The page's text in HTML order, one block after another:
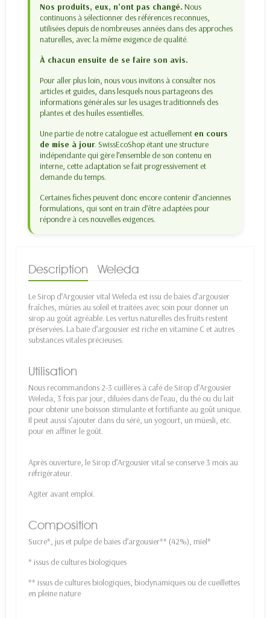
Nos produits, eux, n’ont pas changé. Nous
continuons à sélectionner des références reconnues,
utilisées depuis de nombreuses années dans des approches
naturelles, avec la même exigence de qualité.
À chacun ensuite de se faire son avis.
Pour aller plus loin, nous vous invitons à consulter nos
articles et guides, dans lesquels nous partageons des
informations générales sur les usages traditionnels des
plantes et des huiles essentielles.
Une partie de notre catalogue est actuellement en cours
de mise à jour. SwissEcoShop étant une structure
indépendante qui gère l’ensemble de son contenu en
interne, cette adaptation se fait progressivement et
demande du temps.
Certaines fiches peuvent donc encore contenir d’anciennes
formulations, qui sont en train d’être adaptées pour
répondre à ces nouvelles exigences.
Description Weleda
Le Sirop d’Argousier vital Weleda est issu de baies d’argousier
fraîches, mûries au soleil et traitées avec soin pour donner un
sirop au goût agréable. Les vertus naturelles des fruits restent
préservées. La baie d’argousier est riche en vitamine C et autres
substances vitales précieuses.
Utilisation
Nous recommandons 2-3 cuillères à café de Sirop d’Argousier
Weleda, 3 fois par jour, diluées dans de l’eau, du thé ou du lait
pour obtenir une boisson stimulante et fortifiante au goût unique.
Il peut aussi s’ajouter dans du séré, un yogourt, un müesli, etc.
pour en affiner le goût.
Après ouverture, le Sirop d’Argousier vital se conserve 3 mois au
réfrigérateur.
Agiter avant emploi.
Composition
Sucre*, jus et pulpe de baies d’argousier** (42%), miel*
* issus de cultures biologiques
** issus de cultures biologiques, biodynamiques ou de cueillettes
en pleine nature